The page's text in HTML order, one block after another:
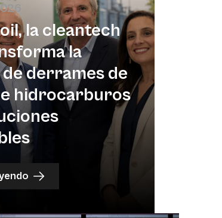
la cleantech
la
derrames de
hidrocarburos